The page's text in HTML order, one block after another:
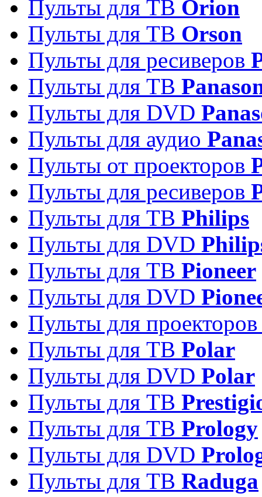
Пульты для ТВ Orion
Пульты для ТВ Orson
Пульты для ресиверов
Пульты для ТВ
Пульты для DVD
Пульты для аудио
Пульты от проекторов
Пульты для ресиверов
Пульты для ТВ Philips
Пульты для DVD
Пульты для ТВ Pioneer
Пульты для DVD
Пульты для
Пульты для ТВ Polar
Пульты для DVD Polar
Пульты для ТВ
Пульты для ТВ Prology
Пульты для DVD
Пульты для ТВ Raduga